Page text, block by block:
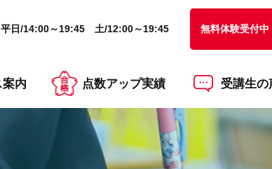
平日/14:00～19:45 土/12:00～19:45 無料体験受付中
案内 点数アップ実績 受講生の